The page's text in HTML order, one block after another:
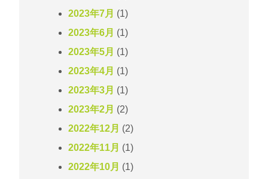
2023年7月 (1)
2023年6月 (1)
2023年5月 (1)
2023年4月 (1)
2023年3月 (1)
2023年2月 (2)
2022年12月 (2)
2022年11月 (1)
2022年10月 (1)